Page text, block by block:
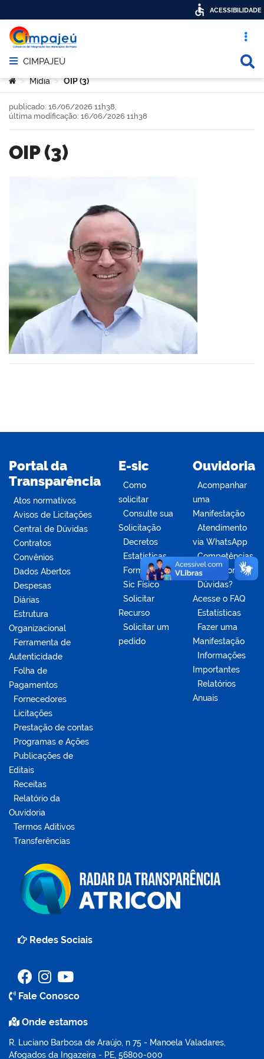
Acesso
Abrir menu principal de navegação
CIMPAJEÚ
Você está aqui:
> Mídia > OIP (3)
OIP (3)
publicado: 16/06/2026 11h38,
última modificação: 16/06/2026 11h38
Portal da
Transparência
Atos normativos
Avisos de Licitações
Central de Dúvidas
Contratos
Convênios
Dados Abertos
Despesas
Diárias
Estrutura
Organizacional
Ferramenta de
Autenticidade
Folha de
Pagamentos
Fornecedores
Licitações
Prestação de contas
Programas e Ações
Publicações de
Editais
Receitas
Relatório da
Ouvidoria
Termos Aditivos
Transferências
E-sic
Como
solicitar
Consulte sua
Solicitação
Decretos
Estatísticas
Formulários
Sic Físico
Solicitar
Recurso
Solicitar um
pedido
Ouvidoria
Acompanhar
uma
Manifestação
Atendimento
via WhatsApp
Competências
da Ouvidoria
Dúvidas?
Acesse o FAQ
Estatísticas
Fazer uma
Manifestação
Informações
Importantes
Relatórios
Anuais
Redes Sociais
Fale Conosco
Onde estamos
R. Luciano Barbosa de Araújo, n 75 - Manoela Valadares,
Afogados da Ingazeira - PE, 56800-000
ACESSIBILIDADE